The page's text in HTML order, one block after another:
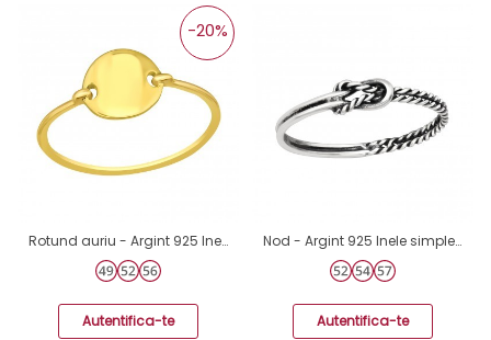
Rotund auriu - Argint 925 Inele Simple A4S41650
-20%
Autentifica-te
Nod - Argint 925 Inele simple A4S45228
Autentifica-te